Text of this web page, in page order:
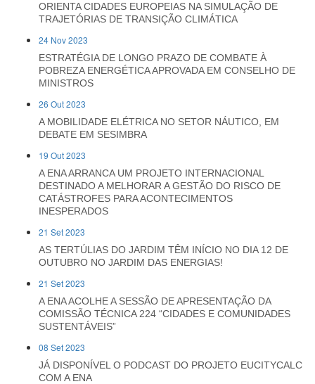
ORIENTA CIDADES EUROPEIAS NA SIMULAÇÃO DE
TRAJETÓRIAS DE TRANSIÇÃO CLIMÁTICA
24 Nov 2023
ESTRATÉGIA DE LONGO PRAZO DE COMBATE À
POBREZA ENERGÉTICA APROVADA EM CONSELHO DE
MINISTROS
26 Out 2023
A MOBILIDADE ELÉTRICA NO SETOR NÁUTICO, EM
DEBATE EM SESIMBRA
19 Out 2023
A ENA ARRANCA UM PROJETO INTERNACIONAL
DESTINADO A MELHORAR A GESTÃO DO RISCO DE
CATÁSTROFES PARA ACONTECIMENTOS
INESPERADOS
21 Set 2023
AS TERTÚLIAS DO JARDIM TÊM INÍCIO NO DIA 12 DE
OUTUBRO NO JARDIM DAS ENERGIAS!
21 Set 2023
A ENA ACOLHE A SESSÃO DE APRESENTAÇÃO DA
COMISSÃO TÉCNICA 224 “CIDADES E COMUNIDADES
SUSTENTÁVEIS”
08 Set 2023
JÁ DISPONÍVEL O PODCAST DO PROJETO EUCITYCALC
COM A ENA